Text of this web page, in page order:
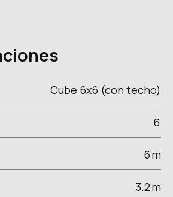
Cube 6x6 (con techo)
6
6m
3.2m